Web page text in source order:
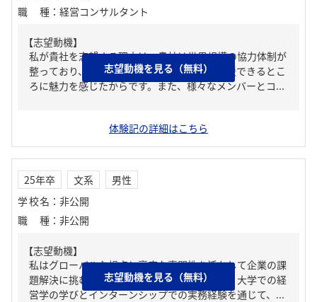
職種 ： 経営コンサルタント
【志望動機】
私が貴社を志望する理由は、貴社は世界規模の協力体制が
整っており、世界的な視座で日本の企業を支援できるとこ
ろに魅力を感じたからです。また、様々なメンバーとコ...
体験記の詳細はこちら
志望動機を見る（無料）
25年卒 文系
男性
学校名 ： 非公開
職種 ： 非公開
【志望動機】
私はグローバルな視点と高度な専門性を活かして企業の課
題解決に挑む貴社の姿勢に強く共感している。大学での経
営学の学びとインターンシップでの実務経験を通じて、...
志望動機を見る（無料）